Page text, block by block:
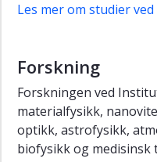
Les mer om studier
Forskning
Forskningen ved
materialfysikk,
optikk, astrofysikk,
biofysikk og medisinsk